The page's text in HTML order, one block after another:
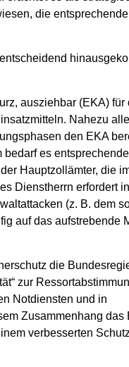
die
ausziehbar (EKA) für
Nahezu alle
den EKA
es
Hauptzollämter, die
Dienstherrn erfordert
(z. B. dem
auf das aufstrebende
die
zur
Notdiensten und in
Zusammenhang das
verbesserten